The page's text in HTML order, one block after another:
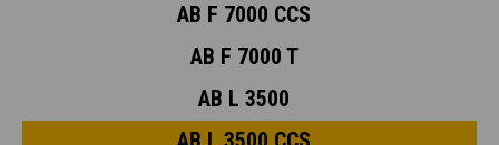
AB F 7000 CCS
AB F 7000 T
AB L 3500